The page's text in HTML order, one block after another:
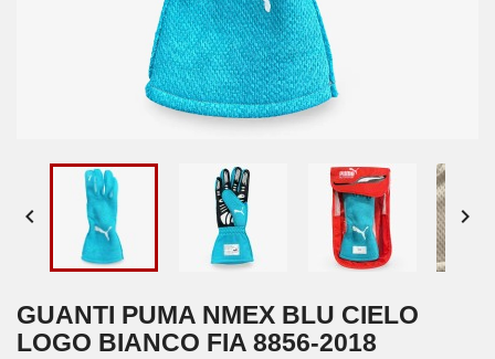
 
GUANTI PUMA NMEX BLU CIELO
LOGO BIANCO FIA 8856-2018